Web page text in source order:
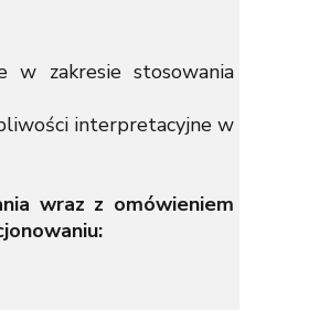
w zakresie stosowania
interpretacyjne w
wraz z omówieniem